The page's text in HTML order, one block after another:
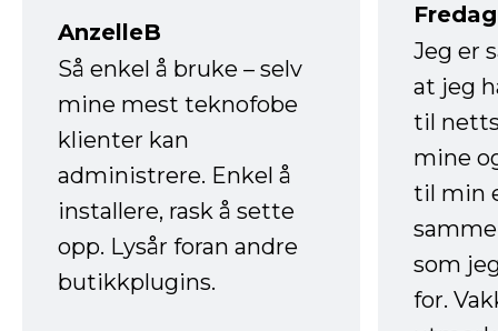
AnzelleB
Så enkel å bruke – selv
mine mest teknofobe
klienter kan
administrere. Enkel å
installere, rask å sette
opp. Lysår foran andre
butikkplugins.
Jeg er
at jeg
til
mine
til min
som
for.